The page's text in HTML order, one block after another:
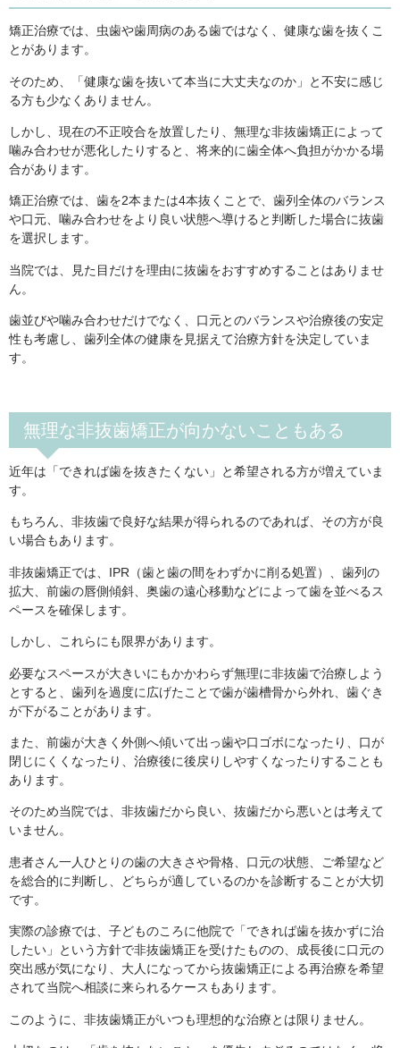
矯正治療では、虫歯や歯周病のある歯ではなく、健康な歯を抜くこ
とがあります。
そのため、「健康な歯を抜いて本当に大丈夫なのか」と不安に感じ
る方も少なくありません。
しかし、現在の不正咬合を放置したり、無理な非抜歯矯正によって
噛み合わせが悪化したりすると、将来的に歯全体へ負担がかかる場
合があります。
矯正治療では、歯を2本または4本抜くことで、歯列全体のバランス
や口元、噛み合わせをより良い状態へ導けると判断した場合に抜歯
を選択します。
当院では、見た目だけを理由に抜歯をおすすめすることはありませ
ん。
歯並びや噛み合わせだけでなく、口元とのバランスや治療後の安定
性も考慮し、歯列全体の健康を見据えて治療方針を決定していま
す。
無理な非抜歯矯正が向かないこともある
近年は「できれば歯を抜きたくない」と希望される方が増えていま
す。
もちろん、非抜歯で良好な結果が得られるのであれば、その方が良
い場合もあります。
非抜歯矯正では、IPR（歯と歯の間をわずかに削る処置）、歯列の
拡大、前歯の唇側傾斜、奥歯の遠心移動などによって歯を並べるス
ペースを確保します。
しかし、これらにも限界があります。
必要なスペースが大きいにもかかわらず無理に非抜歯で治療しよう
とすると、歯列を過度に広げたことで歯が歯槽骨から外れ、歯ぐき
が下がることがあります。
また、前歯が大きく外側へ傾いて出っ歯や口ゴボになったり、口が
閉じにくくなったり、治療後に後戻りしやすくなったりすることも
あります。
そのため当院では、非抜歯だから良い、抜歯だから悪いとは考えて
いません。
患者さん一人ひとりの歯の大きさや骨格、口元の状態、ご希望など
を総合的に判断し、どちらが適しているのかを診断することが大切
です。
実際の診療では、子どものころに他院で「できれば歯を抜かずに治
したい」という方針で非抜歯矯正を受けたものの、成長後に口元の
突出感が気になり、大人になってから抜歯矯正による再治療を希望
されて当院へ相談に来られるケースもあります。
このように、非抜歯矯正がいつも理想的な治療とは限りません。